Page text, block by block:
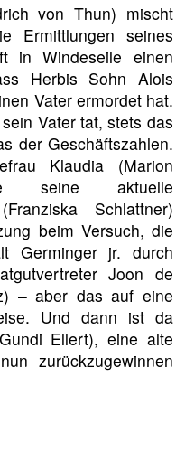
von Thun) mischt
Ermittlungen seines
in Windeseile einen
Herbis Sohn Alois
Vater ermordet hat.
Vater tat, stets das
der Geschäftszahlen.
Klaudia (Marion
seine aktuelle
Schlattner)
beim Versuch, die
Germinger jr. durch
Joon de
– aber das auf eine
Und dann ist da
Ellert), eine alte
zurückzugewinnen